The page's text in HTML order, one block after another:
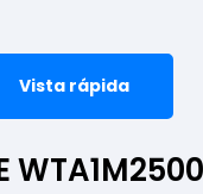
Vista rápida
WTA1M2500